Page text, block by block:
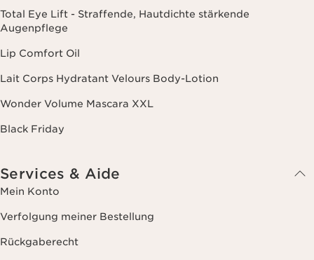
Total Eye Lift - Straffende, Hautdichte stärkende
Augenpflege
Lip Comfort Oil
Lait Corps Hydratant Velours Body-Lotion
Wonder Volume Mascara XXL
Black Friday
Services & Aide
Mein Konto
Verfolgung meiner Bestellung
Rückgaberecht